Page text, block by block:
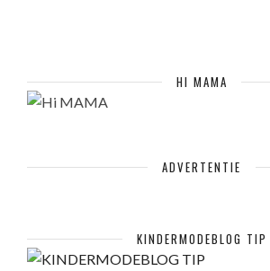
HI MAMA
ADVERTENTIE
KINDERMODEBLOG TIP